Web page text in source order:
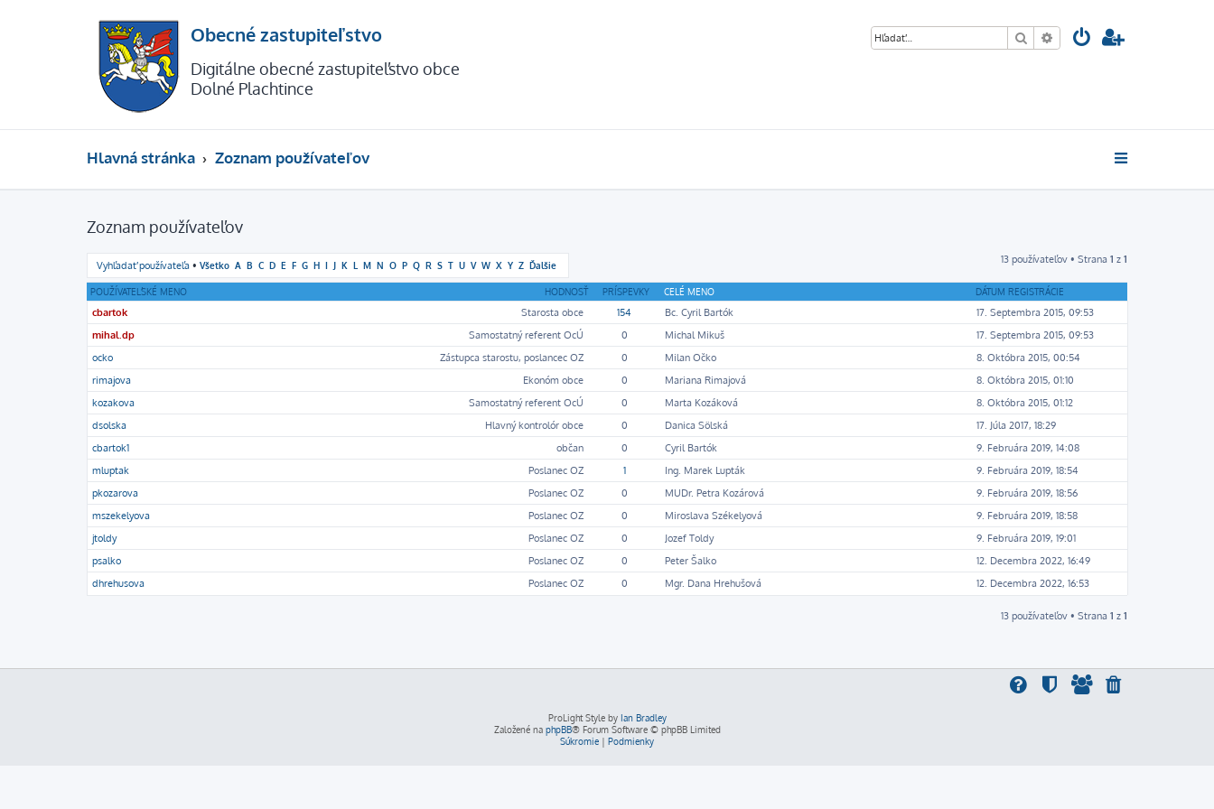
Obecné zastupiteľstvo
Digitálne obecné zastupiteľstvo obce
Dolné Plachtince
Hľadať Rozšírené vyhľadávanie
Hlavná stránka Zoznam používateľov
Zoznam používateľov
Vyhľadať používateľa • Všetko A B C D E F G H I J K L M N O P Q R S T U V W X Y Z Ďalšie 13 používateľov • Strana 1 z 1
HODNOSŤ
POUŽÍVATEĽSKÉ MENO PRÍSPEVKY CELÉ MENO DÁTUM REGISTRÁCIE
Starosta obce
cbartok 154 Bc. Cyril Bartók
17. Septembra 2015, 09:53
Samostatný referent OcÚ
mihal.dp 0 Michal Mikuš
17. Septembra 2015, 09:53
Zástupca starostu, poslancec OZ
ocko 0 Milan Očko
8. Októbra 2015, 00:54
Ekonóm obce
rimajova 0 Mariana Rimajová
8. Októbra 2015, 01:10
Samostatný referent OcÚ
kozakova 0 Marta Kozáková
8. Októbra 2015, 01:12
Hlavný kontrolór obce
dsolska 0 Danica Sölská
17. Júla 2017, 18:29
občan
cbartok1 0 Cyril Bartók
9. Februára 2019, 14:08
Poslanec OZ
mluptak 1 Ing. Marek Lupták
9. Februára 2019, 18:54
Poslanec OZ
pkozarova 0 MUDr. Petra Kozárová
9. Februára 2019, 18:56
Poslanec OZ
mszekelyova 0 Miroslava Székelyová
9. Februára 2019, 18:58
Poslanec OZ
jtoldy 0 Jozef Toldy
9. Februára 2019, 19:01
Poslanec OZ
psalko 0 Peter Šalko
12. Decembra 2022, 16:49
Poslanec OZ
dhrehusova 0 Mgr. Dana Hrehušová 12. Decembra 2022, 16:53
13 používateľov • Strana 1 z 1
ProLight Style by Ian Bradley
Založené na phpBB® Forum Software © phpBB Limited
Súkromie
Podmienky